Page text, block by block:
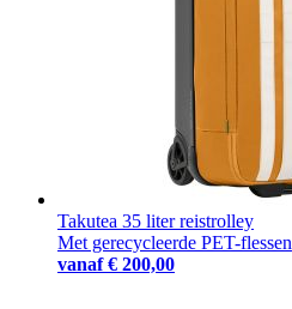
Takutea 35 liter reistrolley
Met gerecycleerde PET-flessen
vanaf € 200,00